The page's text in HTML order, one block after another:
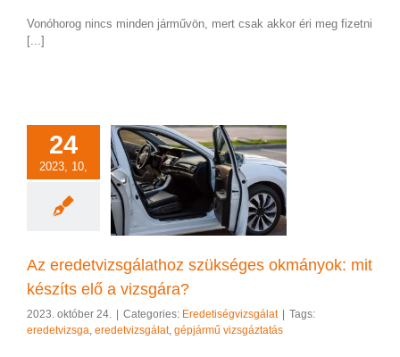
Vonóhorog nincs minden járművön, mert csak akkor éri meg fizetni
[...]
24
2023, 10,
a vizsgára?
Az eredetvizsgálathoz szükséges okmányok: mit
készíts elő a vizsgára?
2023. október 24. Categories: Eredetiségvizsgálat
Tags:
eredetvizsga, eredetvizsgálat, gépjármű vizsgáztatás